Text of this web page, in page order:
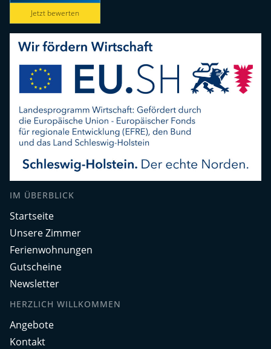
Jetzt bewerten
IM ÜBERBLICK
Startseite
Unsere Zimmer
Ferienwohnungen
Gutscheine
Newsletter
HERZLICH WILLKOMMEN
Angebote
Kontakt